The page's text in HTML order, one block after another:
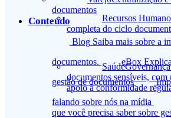
Recursos
completa do ciclo
Saúde
documentos sensíveis, com
apoio à conformidade
documentos
Conteúdo
Blog Saiba mais sobre a
documentos.
eBox Explica
gestão de documentos
falando sobre nós na mídia
que você precisa saber sobre